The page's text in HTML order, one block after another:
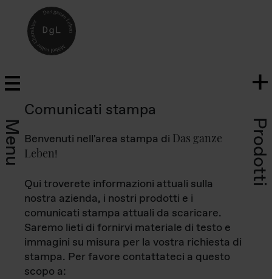
Menu Prodotti
Comunicati stampa
Benvenuti nell'area stampa di Das ganze
Leben!
Qui troverete informazioni attuali sulla
nostra azienda, i nostri prodotti e i
comunicati stampa attuali da scaricare.
Saremo lieti di fornirvi materiale di testo e
immagini su misura per la vostra richiesta di
stampa. Per favore contattateci a questo
scopo a: